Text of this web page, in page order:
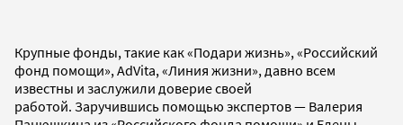
Крупные фонды, такие как «Подари жизнь», «Российский
фонд помощи», AdVita, «Линия жизни», давно всем
известны и заслужили доверие своей
работой. Заручившись помощью экспертов — Валерия